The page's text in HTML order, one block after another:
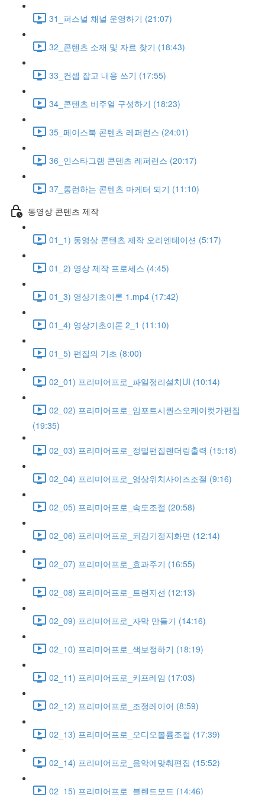
31_퍼스널 채널 운영하기 (21:07)
32_콘텐츠 소재 및 자료 찾기 (18:43)
33_컨셉 잡고 내용 쓰기 (17:55)
34_콘텐츠 비주얼 구성하기 (18:23)
35_페이스북 콘텐츠 레퍼런스 (24:01)
36_인스타그램 콘텐츠 레퍼런스 (20:17)
37_롱런하는 콘텐츠 마케터 되기 (11:10)
동영상 콘텐츠 제작
01_1) 동영상 콘텐츠 제작 오리엔테이션 (5:17)
01_2) 영상 제작 프로세스 (4:45)
01_3) 영상기초이론 1.mp4 (17:42)
01_4) 영상기초이론 2_1 (11:10)
01_5) 편집의 기초 (8:00)
02_01) 프리미어프로_파일정리설치UI (10:14)
02_02) 프리미어프로_임포트시퀀스오케이컷가편집
(19:35)
02_03) 프리미어프로_정밀편집렌더링출력 (15:18)
02_04) 프리미어프로_영상위치사이즈조절 (9:16)
02_05) 프리미어프로_속도조절 (20:58)
02_06) 프리미어프로_되감기정지화면 (12:14)
02_07) 프리미어프로_효과주기 (16:55)
02_08) 프리미어프로_트랜지션 (12:13)
02_09) 프리미어프로_자막 만들기 (14:16)
02_10) 프리미어프로_색보정하기 (18:19)
02_11) 프리미어프로_키프레임 (17:03)
02_12) 프리미어프로_조정레이어 (8:59)
02_13) 프리미어프로_오디오볼륨조절 (17:39)
02_14) 프리미어프로_음악에맞춰편집 (15:52)
02_15) 프리미어프로_블렌드모드 (14:46)